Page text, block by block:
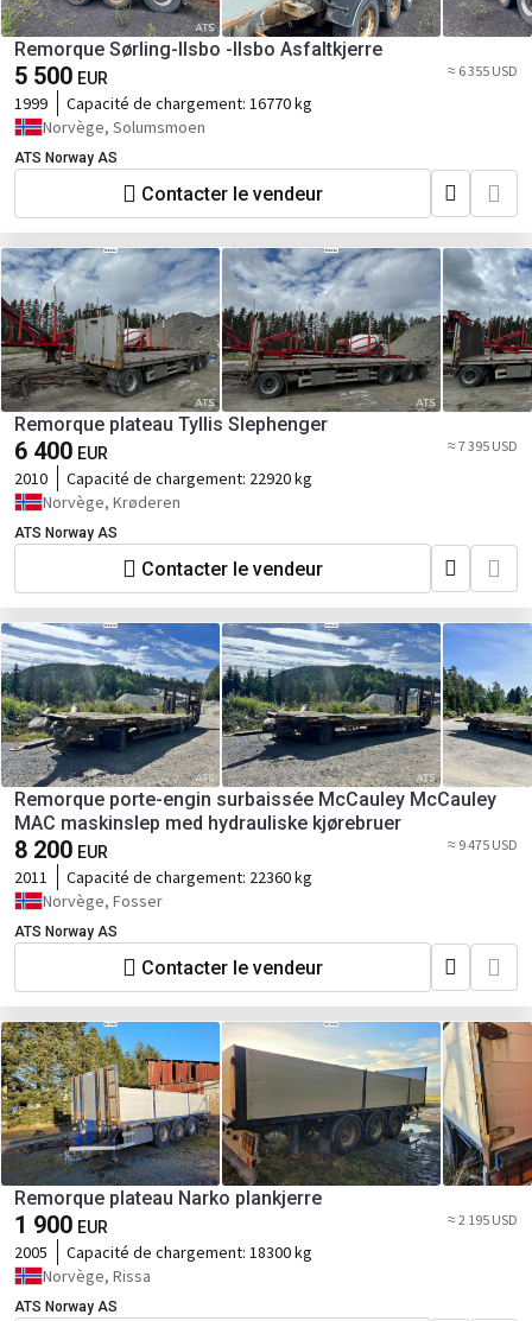
Remorque Sørling-Ilsbo -Ilsbo Asfaltkjerre
5 500 EUR ≈ 6 355 USD
1999 Capacité de chargement: 16770 kg
Norvège, Solumsmoen
ATS Norway AS
Contacter le vendeur
Remorque plateau Tyllis Slephenger
6 400 EUR ≈ 7 395 USD
2010 Capacité de chargement: 22920 kg
Norvège, Krøderen
ATS Norway AS
Contacter le vendeur
Remorque porte-engin surbaissée McCauley McCauley
MAC maskinslep med hydrauliske kjørebruer
8 200 EUR ≈ 9 475 USD
2011 Capacité de chargement: 22360 kg
Norvège, Fosser
ATS Norway AS
Contacter le vendeur
Remorque plateau Narko plankjerre
1 900 EUR ≈ 2 195 USD
2005 Capacité de chargement: 18300 kg
Norvège, Rissa
ATS Norway AS